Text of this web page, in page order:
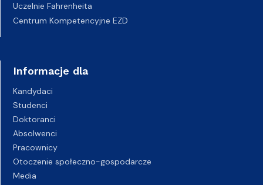
Uczelnie Fahrenheita
Centrum Kompetencyjne EZD
Informacje dla
Kandydaci
Studenci
Doktoranci
Absolwenci
Pracownicy
Otoczenie społeczno-gospodarcze
Media